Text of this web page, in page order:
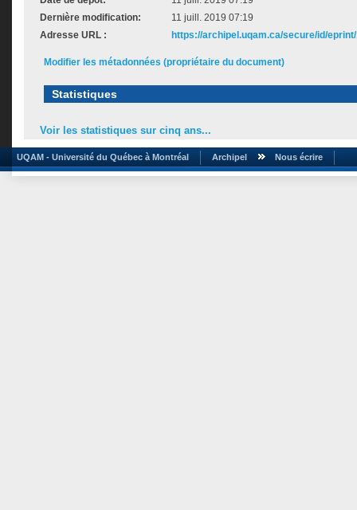
Dernière modification:
11 juill. 2019 07:19
Adresse URL :
https://archipel.uqam.ca/secure/id/
Modifier les métadonnées (propriétaire du document)
Statistiques
Voir les statistiques sur cinq ans...
UQAM - Université du Québec à Montréal Archipel Nous écrire